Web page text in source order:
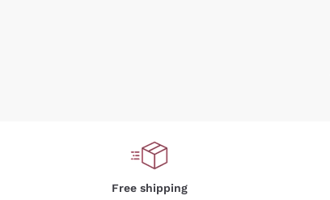
Free shipping